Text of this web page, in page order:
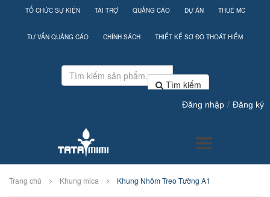
TỔ CHỨC SỰ KIỆN TÀI TRỢ QUẢNG CÁO DỰ ÁN THUÊ MC
TƯ VẤN QUẢNG CÁO CHÍNH SÁCH THIẾT KẾ SƠ ĐỒ THOÁT HIỂM
Tìm kiếm
Đăng nhập / Đăng ký
Trang chủ Khung mica Khung Nhôm Treo Tường A1